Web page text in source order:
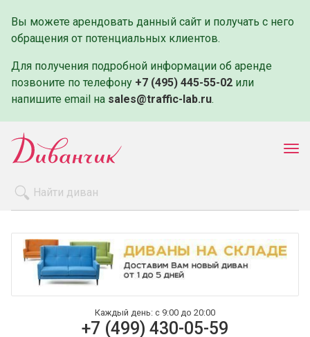
Вы можете арендовать данный сайт и получать с него
обращения от потенциальных клиентов.
Для получения подробной информации об аренде
позвоните по телефону +7 (495) 445-55-02 или
напишите email на sales@traffic-lab.ru.
Оплата и доставка
Контакты
Каждый день: с 9:00 до 20:00
+7 (499) 430-05-59